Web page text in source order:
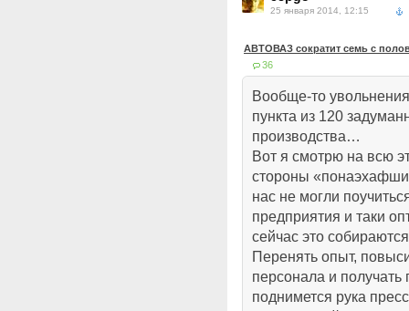
25 января 2014, 12:15
АВТОВАЗ сократит семь с
36
Вообще-то
пункта из 120
производства…
Вот я смотрю на всю
стороны
нас не могли
предприятия и таки
сейчас это
Перенять опыт,
персонала и
поднимется рука